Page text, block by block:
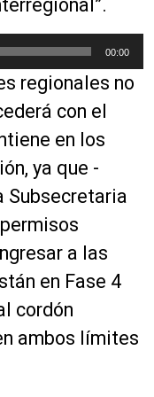
00:00
regionales no
con el
en los
ya que -
Subsecretaria
a las
en Fase 4
cordón
ambos límites